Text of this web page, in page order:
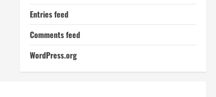
Entries feed
Comments feed
WordPress.org